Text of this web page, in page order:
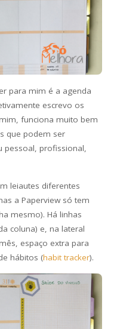
para mim é a agenda
escrevo os
funciona muito bem
que podem ser
pessoal, profissional,
leiautes diferentes
a Paperview só tem
mesmo). Há linhas
coluna) e, na lateral
espaço extra para
hábitos (habit tracker).